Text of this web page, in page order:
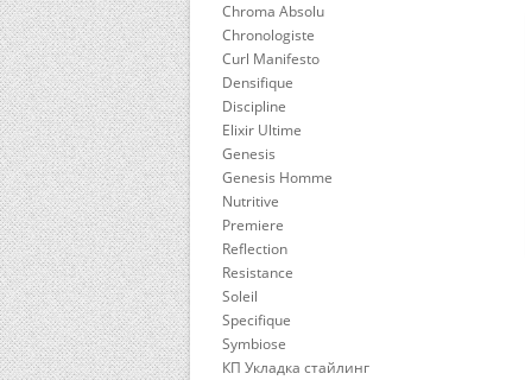
Chroma Absolu
Chronologiste
Curl Manifesto
Densifique
Discipline
Elixir Ultime
Genesis
Genesis Homme
Nutritive
Premiere
Reflection
Resistance
Soleil
Specifique
Symbiose
КП Укладка стайлинг